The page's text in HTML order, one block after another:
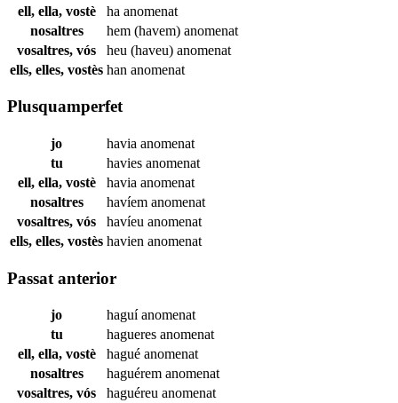
ell, ella, vostè
ha anomenat
nosaltres
hem (havem) anomenat
vosaltres, vós
heu (haveu) anomenat
ells, elles, vostès han anomenat
Plusquamperfet
jo havia anomenat
tu
havies anomenat
ell, ella, vostè
havia anomenat
nosaltres
havíem anomenat
vosaltres, vós
havíeu anomenat
ells, elles, vostès havien anomenat
Passat anterior
jo haguíanomenat
tu
hagueres anomenat
ell, ella, vostè
hagué anomenat
nosaltres
haguérem anomenat
vosaltres, vós
haguéreu anomenat